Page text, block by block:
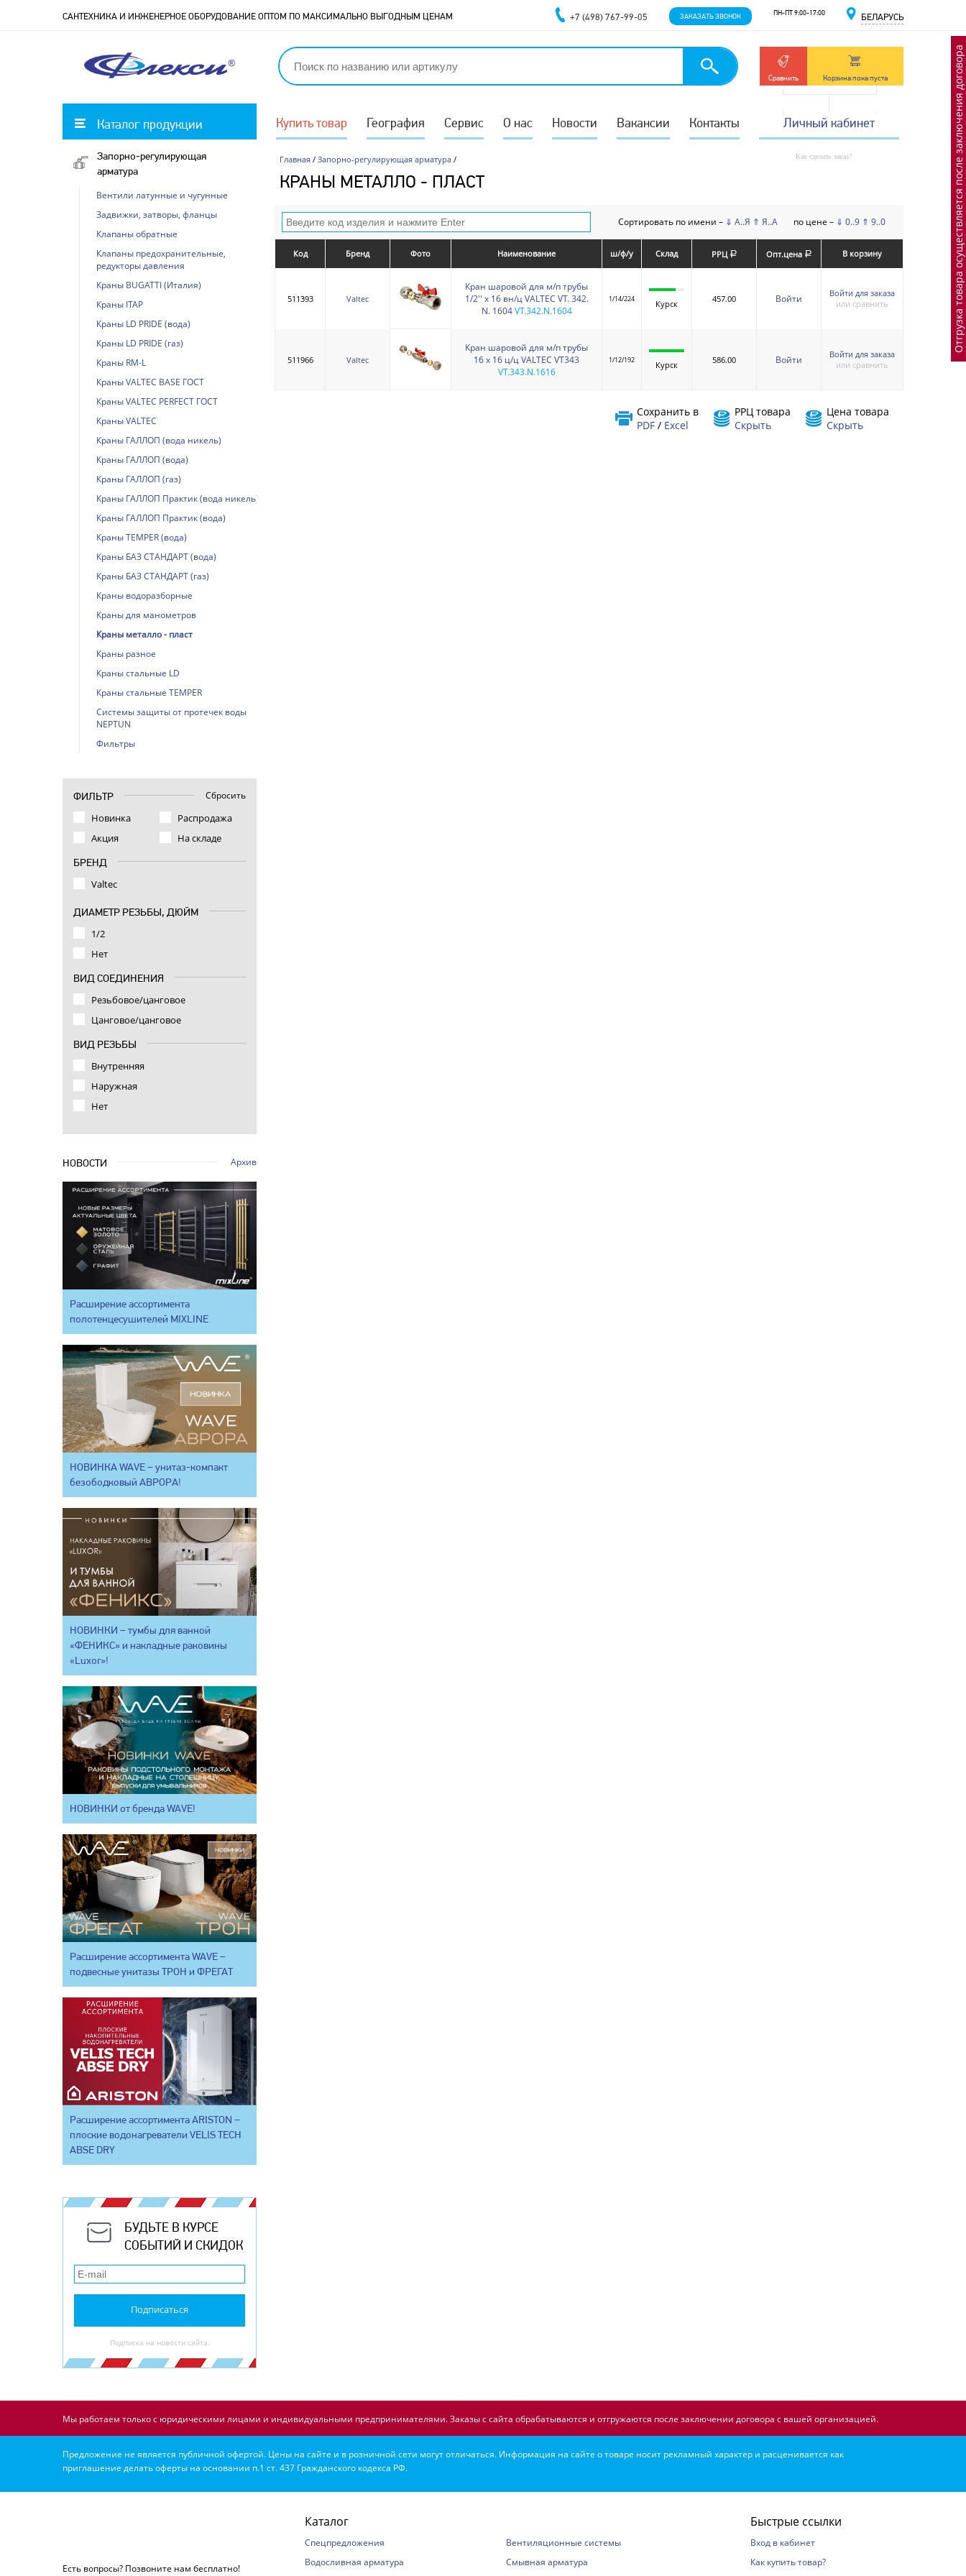
Каталог продукции Купить товар География Сервис О нас Новости Вакансии Контакты Личный кабинет
САНТЕХНИКА И ИНЖЕНЕРНОЕ ОБОРУДОВАНИЕ ОПТОМ ПО МАКСИМАЛЬНО ВЫГОДНЫМ ЦЕНАМ +7 (498) 767-99-05 ЗАКАЗАТЬ ЗВОНОК ПН-ПТ 9:00-17:00 БЕЛАРУСЬ
Сравнить Корзина пока пуста
Как сделать заказ?
Главная / Запорно-регулирующая арматура /
КРАНЫ МЕТАЛЛО - ПЛАСТ
Сортировать по имени – ⇓ А..Я ⇑ Я..А по цене – ⇓ 0..9 ⇑ 9..0
Код Бренд Фото Наименование ш/ф/у Склад РРЦ a Опт.цена a В корзину
511393 Valtec
Кран шаровой для м/п трубы
1/2'' х 16 вн/ц VALTEC VT. 342.
N. 1604 VT.342.N.1604
1/14/224 Курск 457.00 Войти
Войти для заказа
или сравнить
511966 Valtec
Кран шаровой для м/п трубы
16 х 16 ц/ц VALTEC VT343
VT.343.N.1616
1/12/192 Курск 586.00 Войти
Войти для заказа
или сравнить
Цена товара
Скрыть
РРЦ товара
Скрыть
Сохранить в
PDF / Excel
Запорно-регулирующая
арматура
Вентили латунные и чугунные
Задвижки, затворы, фланцы
Клапаны обратные
Клапаны предохранительные,
редукторы давления
Краны BUGATTI (Италия)
Краны ITAP
Краны LD PRIDE (вода)
Краны LD PRIDE (газ)
Краны RM-L
Краны VALTEC BASE ГОСТ
Краны VALTEC PERFECT ГОСТ
Краны VALTEС
Краны ГАЛЛОП (вода никель)
Краны ГАЛЛОП (вода)
Краны ГАЛЛОП (газ)
Краны ГАЛЛОП Практик (вода никель)
Краны ГАЛЛОП Практик (вода)
Краны TEMPER (вода)
Краны БАЗ СТАНДАРТ (вода)
Краны БАЗ СТАНДАРТ (газ)
Краны водоразборные
Краны для манометров
Краны металло - пласт
Краны разное
Краны стальные LD
Краны стальные TEMPER
Системы защиты от протечек воды
NEPTUN
Фильтры
ФИЛЬТР Сбросить
Новинка
Распродажа
Акция
На складе
БРЕНД
Valtec
ДИАМЕТР РЕЗЬБЫ, ДЮЙМ
1/2
Нет
ВИД СОЕДИНЕНИЯ
Резьбовое/цанговое
Цанговое/цанговое
ВИД РЕЗЬБЫ
Внутренняя
Наружная
Нет
НОВОСТИ Архив
Расширение ассортимента
полотенцесушителей MIXLINE
НОВИНКА WAVE – унитаз-компакт
безободковый АВРОРА!
НОВИНКИ – тумбы для ванной
«ФЕНИКС» и накладные раковины
«Luxor»!
НОВИНКИ от бренда WAVE!
Расширение ассортимента WAVE –
подвесные унитазы ТРОН и ФРЕГАТ
Расширение ассортимента ARISTON –
плоские водонагреватели VELIS TECH
ABSE DRY
БУДЬТЕ В КУРСЕ
СОБЫТИЙ И СКИДОК
Подписаться
Подписка на новости сайта.
Мы работаем только с юридическими лицами и индивидуальными предпринимателями. Заказы с сайта обрабатываются и отгружаются после заключении договора с вашей организацией.
Предложение не является публичной офертой. Цены на сайте и в розничной сети могут отличаться. Информация на сайте о товаре носит рекламный характер и расценивается как
приглашение делать оферты на основании п.1 ст. 437 Гражданского кодекса РФ.
Есть вопросы? Позвоните нам бесплатно!
Каталог
Спецпредложения
Вентиляционные системы
Водосливная арматура
Смывная арматура
Быстрые ссылки
Вход в кабинет
Как купить товар?
Отгрузка товара осуществляется после заключения договора